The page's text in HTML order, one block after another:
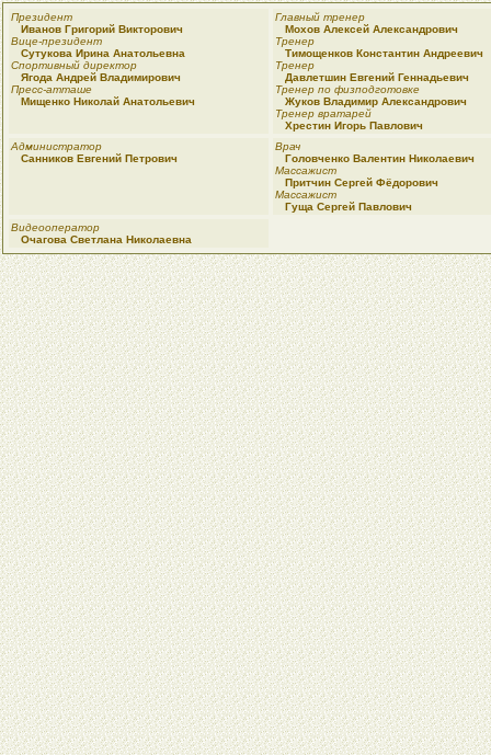
Президент
Иванов Григорий Викторович
Вице-президент
Сутукова Ирина Анатольевна
Спортивный директор
Ягода Андрей Владимирович
Пресс-атташе
Мищенко Николай Анатольевич
Главный тренер
Мохов Алексей Александрович
Тренер
Тимощенков Константин Андреевич
Тренер
Давлетшин Евгений Геннадьевич
Тренер по физподготовке
Жуков Владимир Александрович
Тренер вратарей
Хрестин Игорь Павлович
Администратор
Санников Евгений Петрович
Врач
Головченко Валентин Николаевич
Массажист
Притчин Сергей Фёдорович
Массажист
Гуща Сергей Павлович
Видеооператор
Очагова Светлана Николаевна